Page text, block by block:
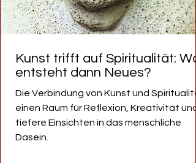
Kunst trifft auf Spiritualität:
entsteht dann Neues?
Die Verbindung von Kunst und
einen Raum für Reflexion, Kreativität und
tiefere Einsichten in das menschliche
Dasein.